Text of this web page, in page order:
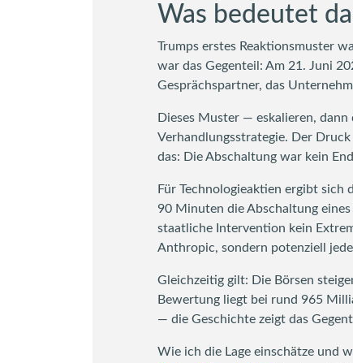
Was bedeutet
Trumps erstes Reaktionsmuster
war das Gegenteil: Am 21. Juni
Gesprächspartner, das
Dieses Muster — eskalieren,
Verhandlungsstrategie. Der
das: Die Abschaltung war kein
Für Technologieaktien ergibt sich
90 Minuten die Abschaltung
staatliche Intervention kein
Anthropic, sondern potenziell
Gleichzeitig gilt: Die Börsen
Bewertung liegt bei rund 965
— die Geschichte zeigt das
Wie ich die Lage einschätze und